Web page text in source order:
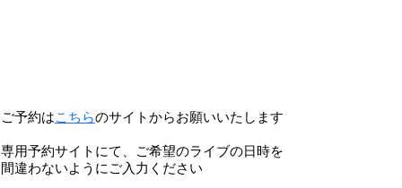
ご予約はこちらのサイトからお願いいたします
専用予約サイトにて、ご希望のライブの日時を
間違わないようにご入力ください